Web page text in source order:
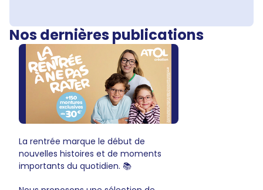
Nos dernières publications
La rentrée marque le début de
nouvelles histoires et de moments
importants du quotidien. 📚